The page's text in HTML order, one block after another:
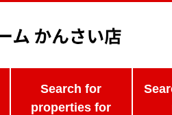
Search for
properties for